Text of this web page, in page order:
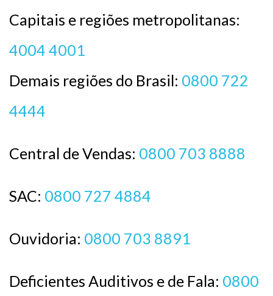
Capitais e regiões metropolitanas:
4004 4001
Demais regiões do Brasil: 0800 722
4444
Central de Vendas: 0800 703 8888
SAC: 0800 727 4884
Ouvidoria: 0800 703 8891
Deficientes Auditivos e de Fala: 0800